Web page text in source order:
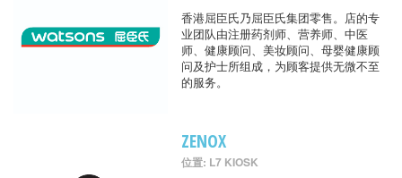
香港屈臣氏乃屈臣氏集团零售。店的专
业团队由注册药剂师、营养师、中医
师、健康顾问、美妆顾问、母婴健康顾
问及护士所组成，为顾客提供无微不至
的服务。
ZENOX
位置: L7 KIOSK